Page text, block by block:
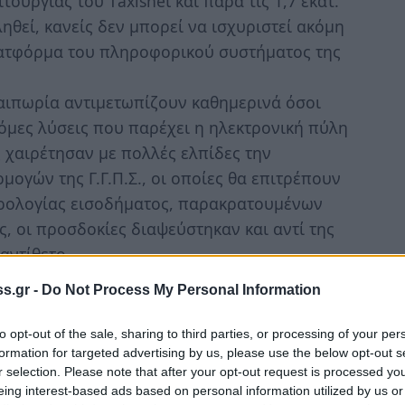
- Do Not Process My Personal Information
opt-out of the sale, sharing to third parties, or processing of your
for targeted advertising by us, please use the below opt-out
selection. Please note that after your opt-out request is processed
interest-based ads based on personal information utilized by us
κανείς δεν μπορεί να ισχυριστεί ακόμη
του πληροφορικού συστήματος της
αντιμετωπίζουν καθημερινά όσοι
λύσεις που παρέχει η ηλεκτρονική πύλη
χαιρέτησαν με πολλές ελπίδες την
της Γ.Γ.Π.Σ., οι οποίες θα επιτρέπουν
εισοδήματος, παρακρατουμένων
προσδοκίες διαψεύστηκαν και αντί της
τα προβλήματα και να
λειτουργίας του Taxisnet (11-04-
στεγάζεται σε υπόγειο του κτηρίου της